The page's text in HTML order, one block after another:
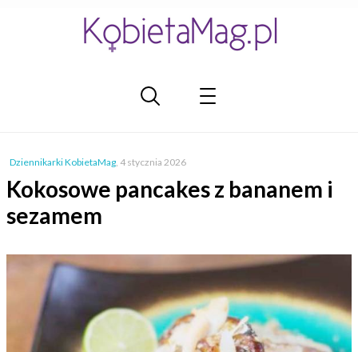
Dziennikarki KobietaMag, 4 stycznia 2026
Kokosowe pancakes z bananem i
sezamem